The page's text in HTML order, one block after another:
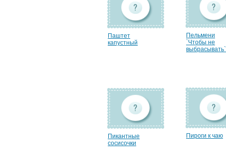
Паштет
капустный
Пельмени
`Чтобы не
Пикантные
сосисочки
Пироги к чаю